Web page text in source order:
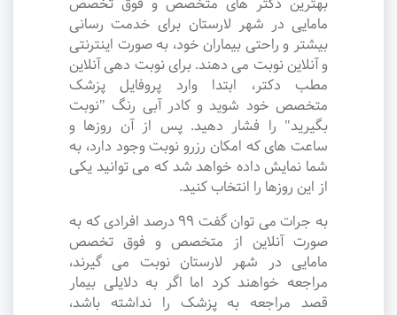
مامایی در شهر لارستان برای خدمت رسانی
بیشتر و راحتی بیماران خود، به صورت اینترنتی
و آنلاین نوبت می دهند. برای نوبت دهی آنلاین
مطب دکتر، ابتدا وارد پروفایل پزشک
متخصص خود شوید و کادر آبی رنگ "نوبت
بگیرید" را فشار دهید. پس از آن روزها و
ساعت های که امکان رزرو نوبت وجود دارد، به
شما نمایش داده خواهد شد که می توانید یکی
از این روزها را انتخاب کنید.
به جرات می‌ توان گفت ۹۹ درصد افرادی که به
صورت آنلاین از متخصص و فوق تخصص
مامایی در شهر لارستان نوبت می گیرند،
مراجعه خواهند کرد اما اگر به دلایلی بیمار
قصد مراجعه به پزشک را نداشته باشد،